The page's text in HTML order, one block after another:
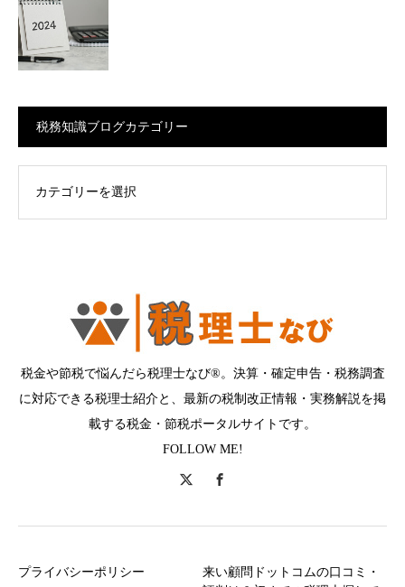
税務知識ブログカテゴリー
税金や節税で悩んだら税理士なび®。決算・確定申告・税務調査
に対応できる税理士紹介と、最新の税制改正情報・実務解説を掲
載する税金・節税ポータルサイトです。
FOLLOW ME!
プライバシーポリシー
来い顧問ドットコムの口コミ・